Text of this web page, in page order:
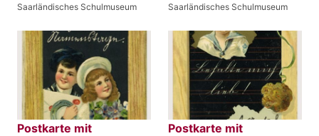
Saarländisches Schulmuseum Saarländisches Schulmuseum
Postkarte mit
Postkarte mit